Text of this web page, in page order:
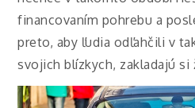
financovaním pohrebu a
preto, aby ľudia odľahčili v
svojich blízkych, zakladajú